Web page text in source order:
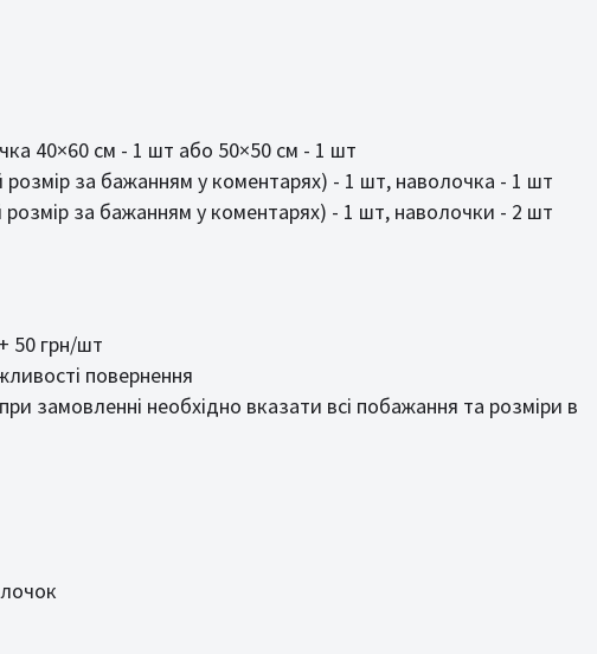
40×60 см - 1 шт або 50×50 см - 1 шт
за бажанням у коментарях) - 1 шт, наволочка - 1 шт
за бажанням у коментарях) - 1 шт, наволочки - 2 шт
50 грн/шт
повернення
замовленні необхідно вказати всі побажання та розміри в